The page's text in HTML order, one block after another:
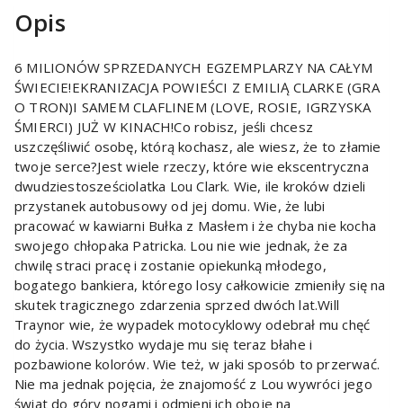
Opis
6 MILIONÓW SPRZEDANYCH EGZEMPLARZY NA CAŁYM
ŚWIECIE!EKRANIZACJA POWIEŚCI Z EMILIĄ CLARKE (GRA
O TRON)I SAMEM CLAFLINEM (LOVE, ROSIE, IGRZYSKA
ŚMIERCI) JUŻ W KINACH!Co robisz, jeśli chcesz
uszczęśliwić osobę, którą kochasz, ale wiesz, że to złamie
twoje serce?Jest wiele rzeczy, które wie ekscentryczna
dwudziestosześciolatka Lou Clark. Wie, ile kroków dzieli
przystanek autobusowy od jej domu. Wie, że lubi
pracować w kawiarni Bułka z Masłem i że chyba nie kocha
swojego chłopaka Patricka. Lou nie wie jednak, że za
chwilę straci pracę i zostanie opiekunką młodego,
bogatego bankiera, którego losy całkowicie zmieniły się na
skutek tragicznego zdarzenia sprzed dwóch lat.Will
Traynor wie, że wypadek motocyklowy odebrał mu chęć
do życia. Wszystko wydaje mu się teraz błahe i
pozbawione kolorów. Wie też, w jaki sposób to przerwać.
Nie ma jednak pojęcia, że znajomość z Lou wywróci jego
świat do góry nogami i odmieni ich oboje na